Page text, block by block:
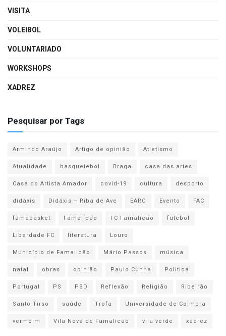
VISITA
VOLEIBOL
VOLUNTARIADO
WORKSHOPS
XADREZ
Pesquisar por Tags
Armindo Araújo Artigo de opinião
Atletismo
Atualidade
basquetebol Braga
casa das artes
Casa do Artista Amador
covid-19 cultura
desporto
didáxis
Didáxis – Riba de Ave EARO Evento
FAC
famabasket
Famalicão FC Famalicão
futebol
Liberdade FC
literatura
Louro
Município de Famalicão
Mário Passos
música
natal
obras opinião Paulo Cunha
Politica
Portugal
PS PSD Reflexão Religião
Ribeirão
Santo Tirso
saúde Trofa
Universidade de Coimbra
vermoim
Vila Nova de Famalicão vila verde xadrez